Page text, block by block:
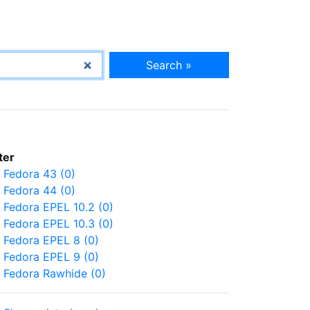
Search »
Fedora 43 (0)
Fedora 44 (0)
Fedora EPEL 10.2 (0)
Fedora EPEL 10.3 (0)
Fedora EPEL 8 (0)
Fedora EPEL 9 (0)
Fedora Rawhide (0)